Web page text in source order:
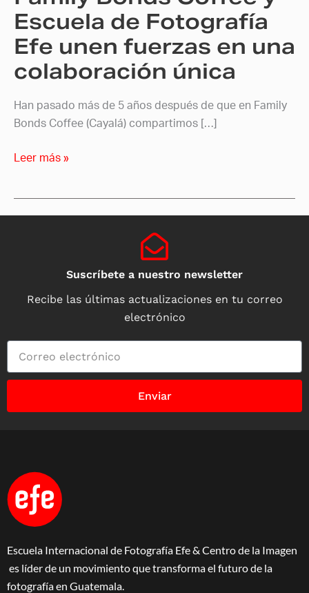
Escuela de Fotografía
Efe unen fuerzas en una
colaboración única
Han pasado más de 5 años después de que en Family
Bonds Coffee (Cayalá) compartimos […]
en
una
colaboración
única
Leer más »
Suscríbete a nuestro newsletter
Recibe las últimas actualizaciones en tu correo
electrónico
Enviar
Escuela Internacional de Fotografía Efe & Centro de la Imagen
es líder de un movimiento que transforma el futuro de la
fotografía en Guatemala.